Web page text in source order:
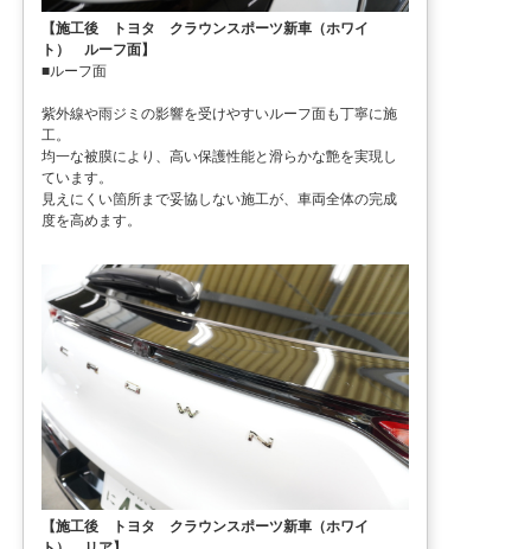
【施工後 トヨタ クラウンスポーツ新車（ホワイ
ト） ルーフ面】
■ルーフ面
紫外線や雨ジミの影響を受けやすいルーフ面も丁寧に施
工。
均一な被膜により、高い保護性能と滑らかな艶を実現し
ています。
見えにくい箇所まで妥協しない施工が、車両全体の完成
度を高めます。
【施工後 トヨタ クラウンスポーツ新車（ホワイ